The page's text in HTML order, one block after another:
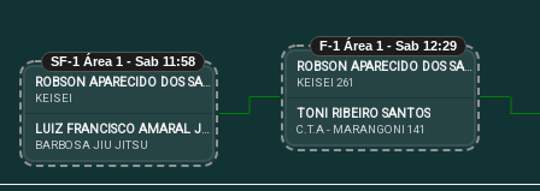
SF-1 Área 1 - Sab 11:58
ROBSON APARECIDO DOS SANTOS
KEISEI
LUIZ FRANCISCO AMARAL JUNQUEIRA DA COSTA FILHO
BARBOSA JIU JITSU
F-1 Área 1 - Sab 12:29
ROBSON APARECIDO DOS SANTOS
KEISEI 261
TONI RIBEIRO SANTOS
C.T.A - MARANGONI 141